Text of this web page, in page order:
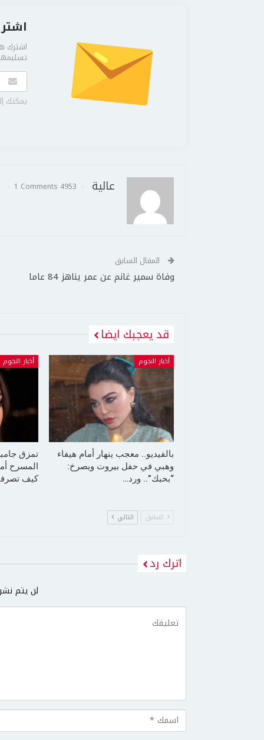
اشترك
يمكنك
عالية 4953 Posts
1 Comments
المقال السابق
وفاة سمير غانم عن عمر يناهز 84 عاما
قد يعجبك ايضا
أخبار النجوم
بالفيديو.. معجب ينهار أمام هيفاء
وهبي في حفل بيروت ويصرخ:
“بحبك”.. ورد…
أخبار النجوم
تمزق
المسرح
كيف
السابق التالي
اترك رد
لن يتم